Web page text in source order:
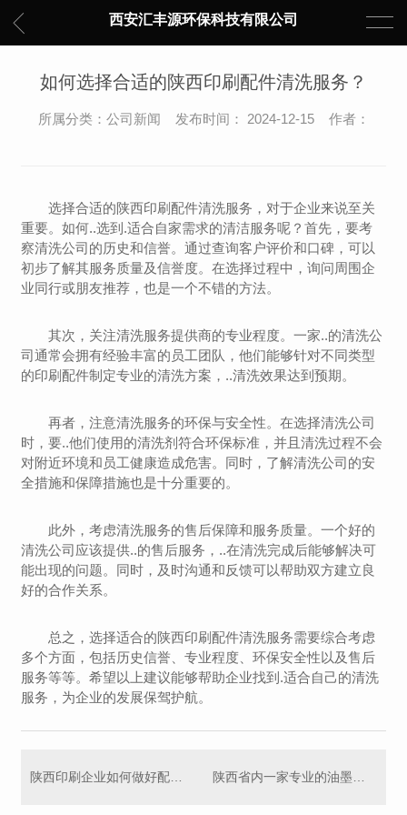
西安汇丰源环保科技有限公司
如何选择合适的陕西印刷配件清洗服务？
所属分类：公司新闻 发布时间： 2024-12-15 作者：
选择合适的陕西印刷配件清洗服务，对于企业来说至关
重要。如何..选到.适合自家需求的清洁服务呢？首先，要考
察清洗公司的历史和信誉。通过查询客户评价和口碑，可以
初步了解其服务质量及信誉度。在选择过程中，询问周围企
业同行或朋友推荐，也是一个不错的方法。
其次，关注清洗服务提供商的专业程度。一家..的清洗公
司通常会拥有经验丰富的员工团队，他们能够针对不同类型
的印刷配件制定专业的清洗方案，..清洗效果达到预期。
再者，注意清洗服务的环保与安全性。在选择清洗公司
时，要..他们使用的清洗剂符合环保标准，并且清洗过程不会
对附近环境和员工健康造成危害。同时，了解清洗公司的安
全措施和保障措施也是十分重要的。
此外，考虑清洗服务的售后保障和服务质量。一个好的
清洗公司应该提供..的售后服务，..在清洗完成后能够解决可
能出现的问题。同时，及时沟通和反馈可以帮助双方建立良
好的合作关系。
总之，选择适合的陕西印刷配件清洗服务需要综合考虑
多个方面，包括历史信誉、专业程度、环保安全性以及售后
服务等等。希望以上建议能够帮助企业找到.适合自己的清洗
服务，为企业的发展保驾护航。